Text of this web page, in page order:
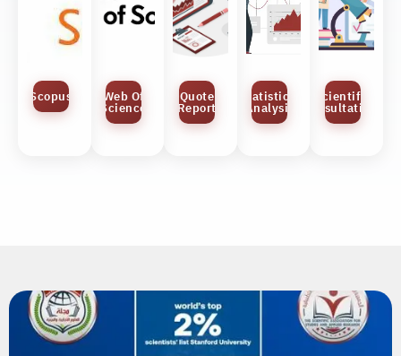
Scientific
Consultations
Statistical
Analysis
Quote
Report
Web Of
Science
Scopus